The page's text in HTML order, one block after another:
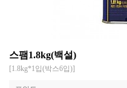
스팸1.8kg(백설)
[1.8kg*1입(박스6입)]